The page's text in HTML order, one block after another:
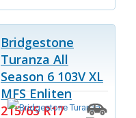
Bridgestone
Turanza All
Season 6 103V XL
MFS Enliten
215/65 R17